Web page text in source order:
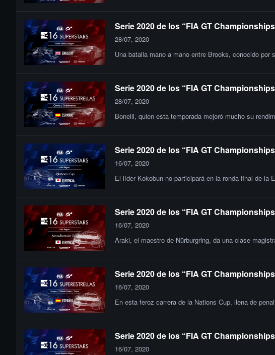
Serie 2020 de los “FIA GT
28/07, 2020
Una batalla mano a mano entre Brooks, conocido
Serie 2020 de los “FIA GT
28/07, 2020
Bonelli, quien esta temporada mejoró mucho su
Serie 2020 de los “FIA GT
16/07, 2020
El líder Kokobun no participará en la ronda final de la
Serie 2020 de los “FIA GT
16/07, 2020
Araki, el maestro de Nürburgring, da una clase
Serie 2020 de los “FIA GT
16/07, 2020
En esta feroz carrera de la Nations Cup, llena de
Serie 2020 de los “FIA GT
16/07, 2020